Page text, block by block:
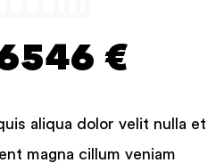
€
aliqua dolor velit nulla et
magna cillum veniam